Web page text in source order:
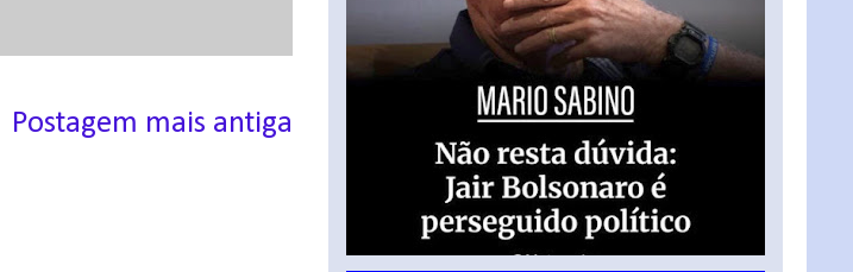
Postagem mais antiga